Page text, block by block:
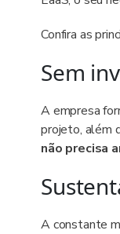
Confira as
Sem
A empresa
projeto, além
não precisa
A constante